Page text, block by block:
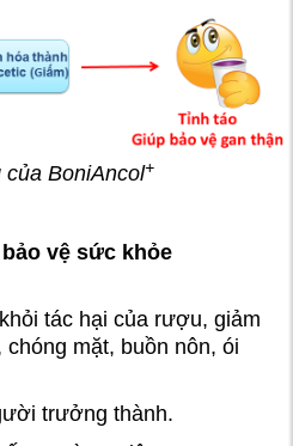
của BoniAncol+
vệ sức khỏe
tác hại của rượu, giảm
mặt, buồn nôn, ói
trưởng thành.